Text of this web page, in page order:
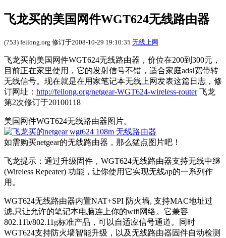
飞龙买的美国网件WGT624无线路由器
(753) feilong.org 修订于2008-10-29 19:10:35 无线上网
飞龙买的美国网件WGT624无线路由器，价位在200到300元，
目前正在家里使用，它的发射信号不错，适合家庭adsl宽带转
无线信号。现在就是在用家笔记本无线上网发表这篇日志，修
订网址： http://feilong.org/netgear-WGT624-wireless-router飞龙
第2次修订于20100118
美国网件WGT624无线路由器图片。
如需购买netgear的无线路由器，那么猛点图片吧！
飞龙提示：通过升级固件，WGT624无线路由器支持无线中继
(Wireless Repeater) 功能，让你使用它实现无线ap的一系列作
用。
WGT624无线路由器内置NAT+SPI 防火墙, 支持MAC地址过
滤,只让允许的笔记本电脑连上你的wifi网络。它兼容
802.11b/802.11g标准产品，可以自适应信号通道。同时
WGT624支持防火墙智能升级，以及无线路由器固件自动检测